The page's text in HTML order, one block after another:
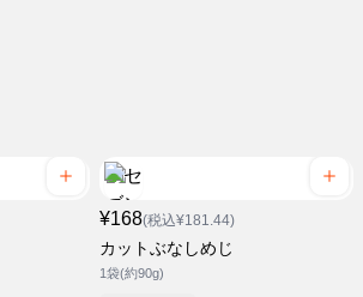
¥168(税込¥181.44)
カットぶなしめじ
1袋(約90g)